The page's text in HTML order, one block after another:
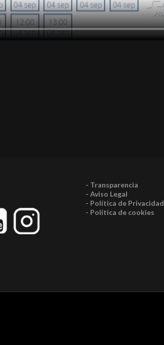
- Transparencia
- Aviso Legal
- Política de Privacidad
- Política de cookies